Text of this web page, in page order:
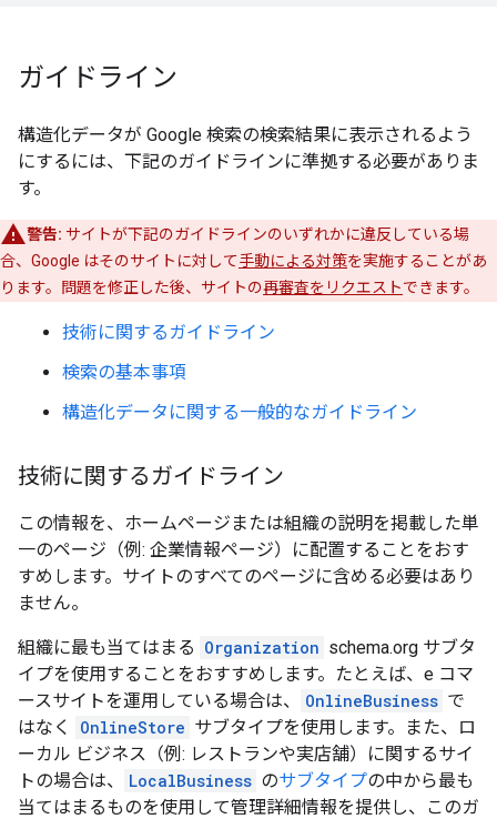
ガイドライン
構造化データが Google 検索の検索結果に表示されるよう
にするには、下記のガイドラインに準拠する必要がありま
す。
警告: サイトが下記のガイドラインのいずれかに違反している場
合、Google はそのサイトに対して手動による対策を実施することがあ
ります。問題を修正した後、サイトの再審査をリクエストできます。
技術に関するガイドライン
検索の基本事項
構造化データに関する一般的なガイドライン
技術に関するガイドライン
この情報を、ホームページまたは組織の説明を掲載した単
一のページ（例: 企業情報ページ）に配置することをおす
すめします。サイトのすべてのページに含める必要はあり
ません。
組織に最も当てはまる Organization schema.org サブタ
イプを使用することをおすすめします。たとえば、e コマ
ースサイトを運用している場合は、
OnlineBusiness で
はなく
OnlineStore サブタイプを使用します。また、ロ
ーカル ビジネス（例: レストランや実店舗）に関するサイ
トの場合は、
LocalBusiness のサブタイプの中から最も
当てはまるものを使用して管理詳細情報を提供し、このガ